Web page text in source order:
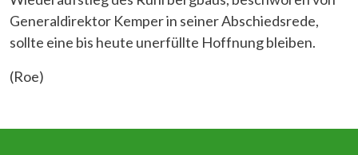
Generaldirektor Kemper in seiner Abschiedsrede,
sollte eine bis heute unerfüllte Hoffnung bleiben.
(Roe)